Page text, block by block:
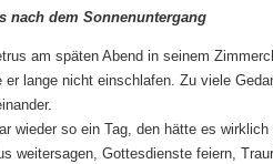
nach dem Sonnenuntergang
am späten Abend in seinem
er lange nicht einschlafen. Zu viele
wieder so ein Tag, den hätte es
weitersagen, Gottesdienste feiern,